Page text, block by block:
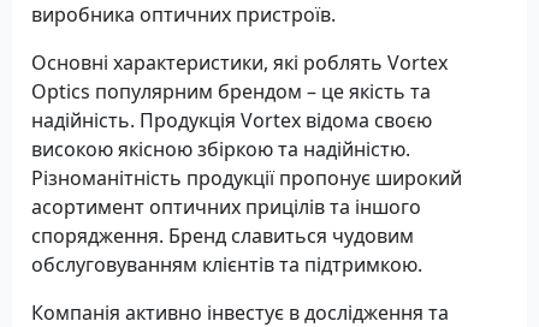
виробника оптичних пристроїв.
Основні характеристики, які роблять Vortex
Optics популярним брендом – це якість та
надійність. Продукція Vortex відома своєю
високою якісною збіркою та надійністю.
Різноманітність продукції пропонує широкий
асортимент оптичних прицілів та іншого
спорядження. Бренд славиться чудовим
обслуговуванням клієнтів та підтримкою.
Компанія активно інвестує в дослідження та